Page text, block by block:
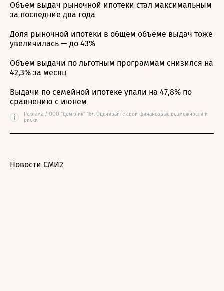
Объем выдач рыночной ипотеки стал максимальным
за последние два года
Доля рыночной ипотеки в общем объеме выдач тоже
увеличилась — до 43%
Объем выдачи по льготным программам снизился на
42,3% за месяц
Выдачи по семейной ипотеке упали на 47,8% по
сравнению с июнем
i
Реклама / ООО "Домклик" 16+. Оценивайте свои финансовые возможности и
риски
Новости СМИ2